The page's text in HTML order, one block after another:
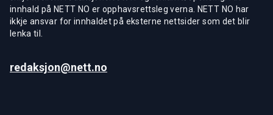
innhald på NETT NO er opphavsrettsleg verna. NETT NO har
ikkje ansvar for innhaldet på eksterne nettsider som det blir
lenka til.
redaksjon@nett.no